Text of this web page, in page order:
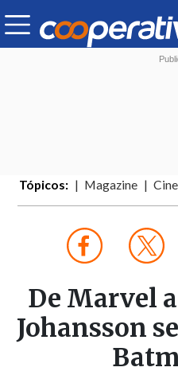
Tópicos: Magazine Cine
De Marvel
Johansson